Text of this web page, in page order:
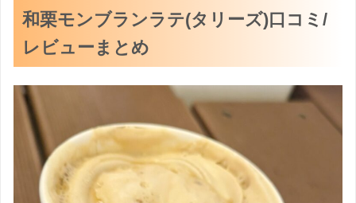
和栗モンブランラテ(タリーズ)口コミ/
レビューまとめ